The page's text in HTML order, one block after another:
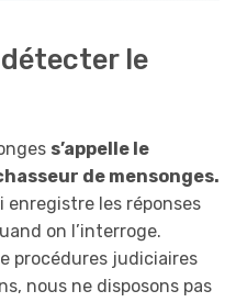
le
s’appelle le
de mensonges.
enregistre les réponses
on l’interroge.
procédures judiciaires
nous ne disposons pas